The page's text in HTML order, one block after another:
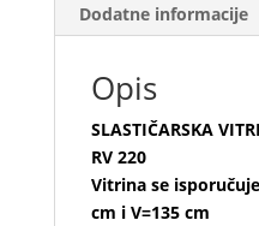
Dodatne informacije
Opis
SLASTIČARSKA
RV 220
Vitrina se
cm i V=135 cm